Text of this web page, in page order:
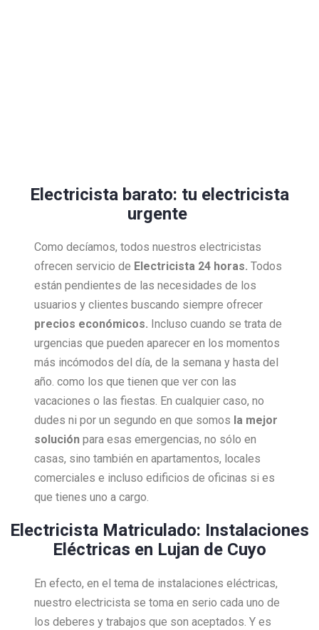
Electricista barato: tu electricista
urgente
Como decíamos, todos nuestros electricistas
ofrecen servicio de Electricista 24 horas. Todos
están pendientes de las necesidades de los
usuarios y clientes buscando siempre ofrecer
precios económicos. Incluso cuando se trata de
urgencias que pueden aparecer en los momentos
más incómodos del día, de la semana y hasta del
año. como los que tienen que ver con las
vacaciones o las fiestas. En cualquier caso, no
dudes ni por un segundo en que somos la mejor
solución para esas emergencias, no sólo en
casas, sino también en apartamentos, locales
comerciales e incluso edificios de oficinas si es
que tienes uno a cargo.
Electricista Matriculado: Instalaciones
Eléctricas en Lujan de Cuyo
En efecto, en el tema de instalaciones eléctricas,
nuestro electricista se toma en serio cada uno de
los deberes y trabajos que son aceptados. Y es